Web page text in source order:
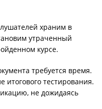
храним в
утраченный
курсе.
требуется время.
итогового тестирования.
не дожидаясь